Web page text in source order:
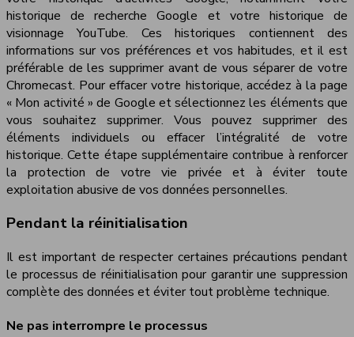
historique de recherche Google et votre historique de
visionnage YouTube. Ces historiques contiennent des
informations sur vos préférences et vos habitudes, et il est
préférable de les supprimer avant de vous séparer de votre
Chromecast. Pour effacer votre historique, accédez à la page
« Mon activité » de Google et sélectionnez les éléments que
vous souhaitez supprimer. Vous pouvez supprimer des
éléments individuels ou effacer l’intégralité de votre
historique. Cette étape supplémentaire contribue à renforcer
la protection de votre vie privée et à éviter toute
exploitation abusive de vos données personnelles.
Pendant la réinitialisation
Il est important de respecter certaines précautions pendant
le processus de réinitialisation pour garantir une suppression
complète des données et éviter tout problème technique.
Ne pas interrompre le processus